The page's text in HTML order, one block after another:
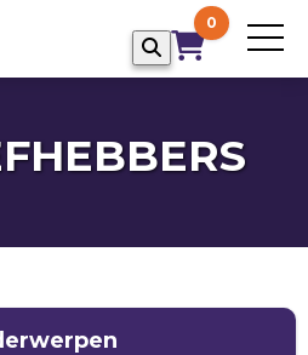
0